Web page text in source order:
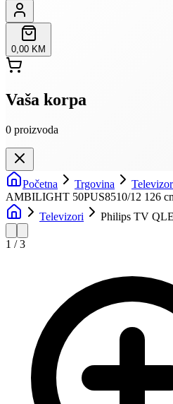
0,00 KM
Vaša korpa
0 proizvoda
Početna Trgovina
AMBILIGHT 50PUS8510/12 126
Televizori
Philips TV
1 /3